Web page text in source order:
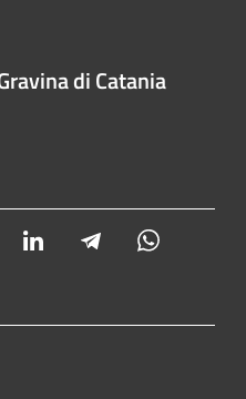
di Catania
LinkedIn Telegram